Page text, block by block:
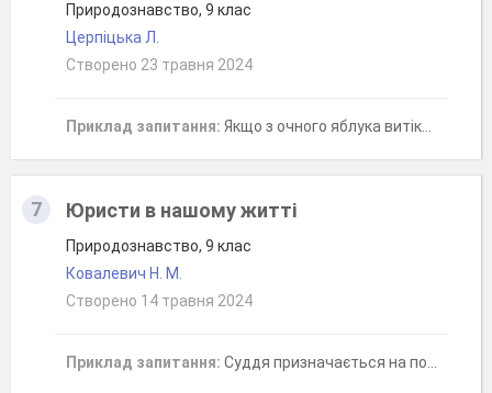
Природознавство, 9 клас
Церпіцька Л.
Створено 23 травня 2024
Приклад запитання: Якщо з очного яблука витікає рідина, чи можна промивати та накладати пов’язку?
7 Юристи в нашому житті
Природознавство, 9 клас
Ковалевич Н. М.
Створено 14 травня 2024
Приклад запитання: Суддя призначається на посаду